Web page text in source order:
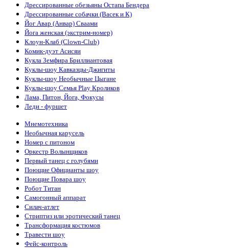
Дрессированные обезьяны Остапа Бендера
Дрессированные собачки (Васек и К)
Йог Авар (Анвар) Сваами
Йога женская (экстрим-номер)
Клоун-Клаб (Clown-Club)
Комик-дуэт Асисяи
Кукла Земфира Бриллиантовая
Куклы-шоу Кавказцы-Джигиты
Куклы-шоу Необычные Цыгане
Куклы-шоу Семья Play Кроликов
Лама, Питон, Йога, Фокусы
Леди - фуршет
Мнемотехника
Необычная карусель
Номер с питоном
Оркестр Волынщиков
Первый танец с голубями
Поющие Официанты шоу
Поющие Повара шоу
Робот Титан
Самогонный аппарат
Силач-атлет
Стриптиз или эротический танец
Трансформация костюмов
Травести шоу
Фейс-контроль